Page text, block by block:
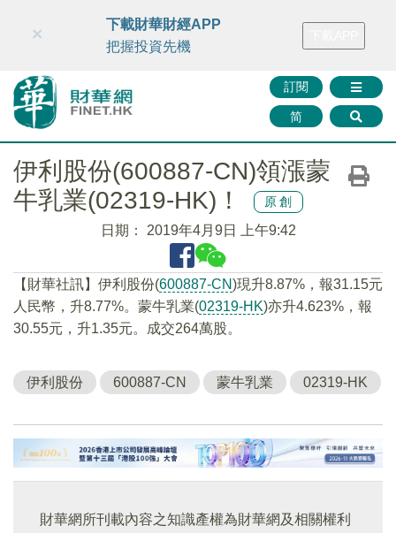
財華智庫網 FINTV FINMETA 財華證券 媒體矩陣
訂閱
简
×
下載財華財經APP
把握投資先機
伊利股份(600887-CN)領漲蒙
牛乳業(02319-HK)！
原創
日期： 2019年4月9日 上午9:42
【財華社訊】伊利股份(600887-CN)現升8.87%，報31.15元
人民幣，升8.77%。蒙牛乳業(02319-HK)亦升4.623%，報
30.55元，升1.35元。成交264萬股。
伊利股份 600887-CN 蒙牛乳業 02319-HK
財華網所刊載內容之知識產權為財華網及相關權利